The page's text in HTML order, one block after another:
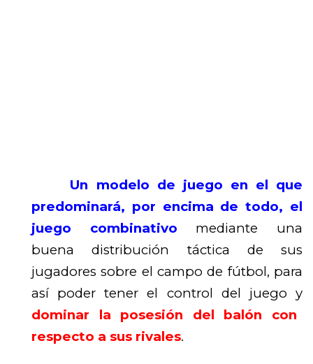
Un modelo de juego en el que
predominará, por encima de todo, el
juego combinativo
mediante una
buena distribución táctica de sus
jugadores sobre el campo de fútbol, para
así poder tener el control del juego y
dominar la posesión del balón con
respecto a sus rivales.